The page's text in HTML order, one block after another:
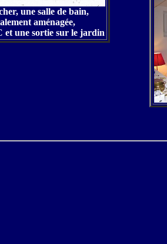
une salle de bain,
aménagée,
et une sortie sur le jardin